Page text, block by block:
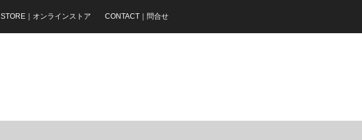
STORE｜オンラインストア CONTACT｜問合せ